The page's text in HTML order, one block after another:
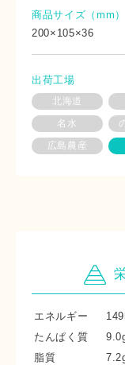
商品サイズ（mm）
200×105×36
出荷工場
北海道
名水
広島農産
エネルギー
たんぱく質
脂質